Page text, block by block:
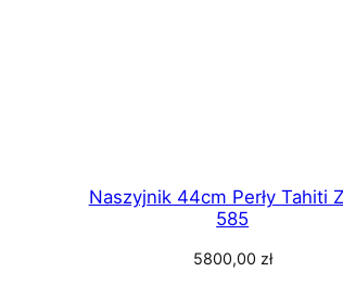
Naszyjnik 44cm Perły Tahiti
585
5800,00 zł